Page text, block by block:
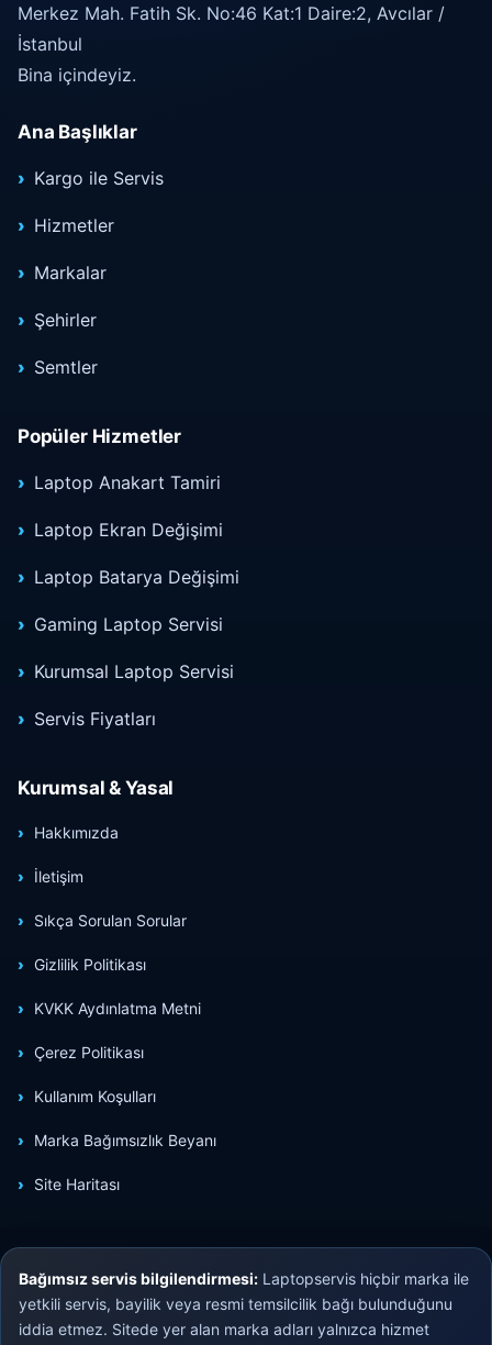
Merkez Mah. Fatih Sk. No:46 Kat:1 Daire:2, Avcılar /
İstanbul
Bina içindeyiz.
Ana Başlıklar
Kargo ile Servis
Hizmetler
Markalar
Şehirler
Semtler
Popüler Hizmetler
Laptop Anakart Tamiri
Laptop Ekran Değişimi
Laptop Batarya Değişimi
Gaming Laptop Servisi
Kurumsal Laptop Servisi
Servis Fiyatları
Kurumsal & Yasal
Hakkımızda
İletişim
Sıkça Sorulan Sorular
Gizlilik Politikası
KVKK Aydınlatma Metni
Çerez Politikası
Kullanım Koşulları
Marka Bağımsızlık Beyanı
Site Haritası
Bağımsız servis bilgilendirmesi: Laptopservis hiçbir marka ile
yetkili servis, bayilik veya resmi temsilcilik bağı bulunduğunu
iddia etmez. Sitede yer alan marka adları yalnızca hizmet